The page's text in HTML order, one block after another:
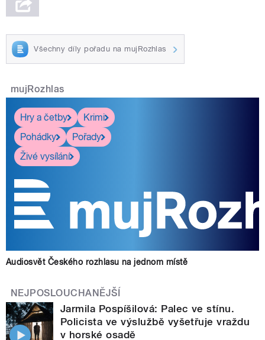
Všechny díly pořadu na mujRozhlas
mujRozhlas
Hry a četby
Krimi
Pohádky
Pořady
Živé vysílání
Audiosvět Českého rozhlasu na jednom místě
NEJPOSLOUCHANĚJŠÍ
Jarmila Pospíšilová: Palec ve stínu.
Policista ve výslužbě vyšetřuje vraždu
v horské osadě